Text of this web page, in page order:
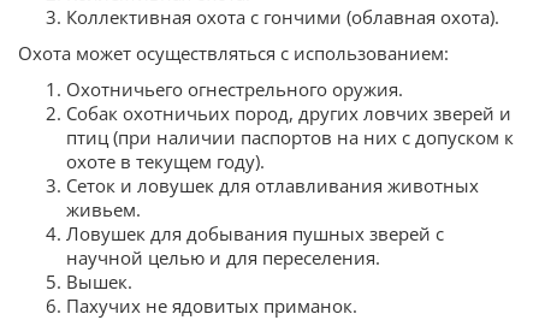
Коллективная охота с гончими (облавная охота).
Охота может осуществляться с использованием:
Охотничьего огнестрельного оружия.
Собак охотничьих пород, других ловчих зверей и
птиц (при наличии паспортов на них с допуском к
охоте в текущем году).
Сеток и ловушек для отлавливания животных
живьем.
Ловушек для добывания пушных зверей с
научной целью и для переселения.
Вышек.
Пахучих не ядовитых приманок.